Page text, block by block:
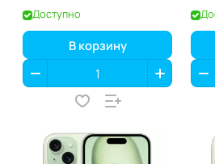
Доступно
В корзину